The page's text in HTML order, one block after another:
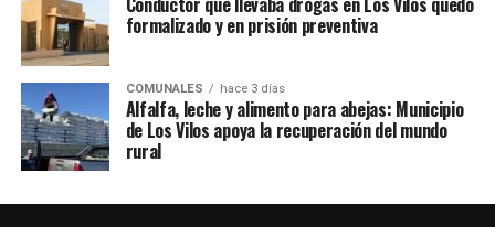
formalizado y en prisión preventiva
COMUNALES hace 3 días
Alfalfa, leche y alimento para abejas: Municipio
de Los Vilos apoya la recuperación del mundo
rural